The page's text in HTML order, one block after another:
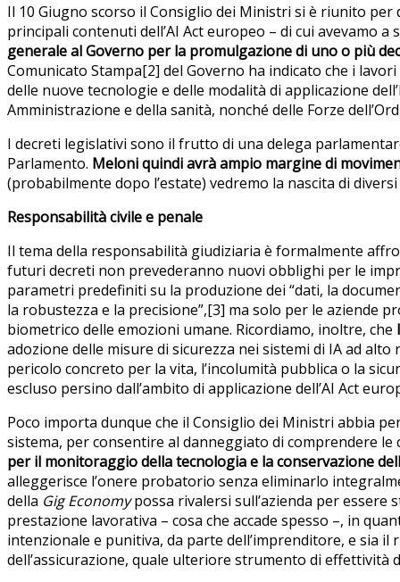
Il 10 Giugno scorso il Consiglio dei Ministri si è riunito
principali contenuti dell’AI Act europeo – di cui avevamo
generale al Governo per la promulgazione di uno o più
Comunicato Stampa[2] del Governo ha indicato che i
delle nuove tecnologie e delle modalità di applicazione
Amministrazione e della sanità, nonché delle Forze
I decreti legislativi sono il frutto di una delega
Parlamento. Meloni quindi avrà ampio margine di
(probabilmente dopo l’estate) vedremo la nascita di
Responsabilità civile e penale
Il tema della responsabilità giudiziaria è formalmente
futuri decreti non prevederanno nuovi obblighi per le
parametri predefiniti su la produzione dei “dati, la
la robustezza e la precisione”,[3] ma solo per le aziende
biometrico delle emozioni umane. Ricordiamo, inoltre, che
adozione delle misure di sicurezza nei sistemi di IA ad
pericolo concreto per la vita, l’incolumità pubblica o la
escluso persino dall’ambito di applicazione dell’AI Act
Poco importa dunque che il Consiglio dei Ministri abbia
sistema, per consentire al danneggiato di comprendere
per il monitoraggio della tecnologia e la conservazione
alleggerisce l’onere probatorio senza eliminarlo
della Gig Economypossa rivalersi sull’azienda per
prestazione lavorativa – cosa che accade spesso –, in
intenzionale e punitiva, da parte dell’imprenditore, e sia
dell’assicurazione, quale ulteriore strumento di effettività